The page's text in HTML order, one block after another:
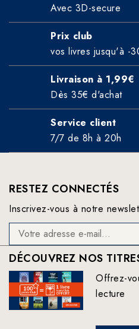
Avec 3D-secure
Prix club
vos livres jusqu'à -
Livraison à 1,99€
Dès 35€ d'achat
Service client
7/7 de 8h à 20h
RESTEZ CONNECTÉS
Inscrivez-vous à notre
DÉCOUVREZ NOS
Offrez-
lecture